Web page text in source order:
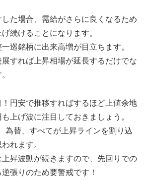
た場合、需給がさらに良くなるため
続けることになります。
巡銘柄に出来高増が目立ちます。
すれば上昇相場が延長するだけでな
円安で推移すればするほど上値余地
上げ波に注目しておきましょう。
為替、すべてが上昇ラインを割り込
れます。
上昇波動が続きますので、先回りでの
張りのため要警戒です！